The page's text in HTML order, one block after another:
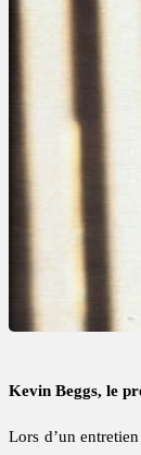
Kevin Beggs, le
Lors d’un